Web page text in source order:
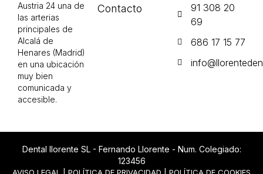
Austria 24 una de
las arterias
principales de
Alcalá de
Henares (Madrid)
en una ubicación
muy bien
comunicada y
accesible.
Contacto
91 308 20
69
686 17 15 77
Dental llorente SL - Fernando Llorente - Num. Colegiado:
123456